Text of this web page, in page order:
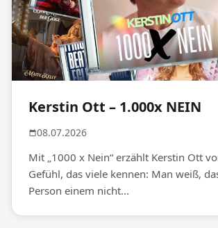
Kerstin Ott – 1.000x NEIN
08.07.2026
Mit „1000 x Nein“ erzählt Kerstin Ott
Gefühl, das viele kennen: Man weiß,
Person einem nicht...